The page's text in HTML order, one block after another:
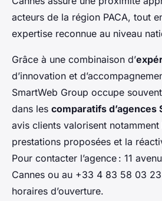
acteurs de la région PACA, tout
expertise reconnue au niveau
Grâce à une combinaison d’
d’innovation et
SmartWeb Group occupe
dans les comparatifs d’agences
avis clients valorisent
prestations proposées et la
Pour contacter l’agence : 11
Cannes ou au +33 4 83 58 03
horaires d’ouverture.